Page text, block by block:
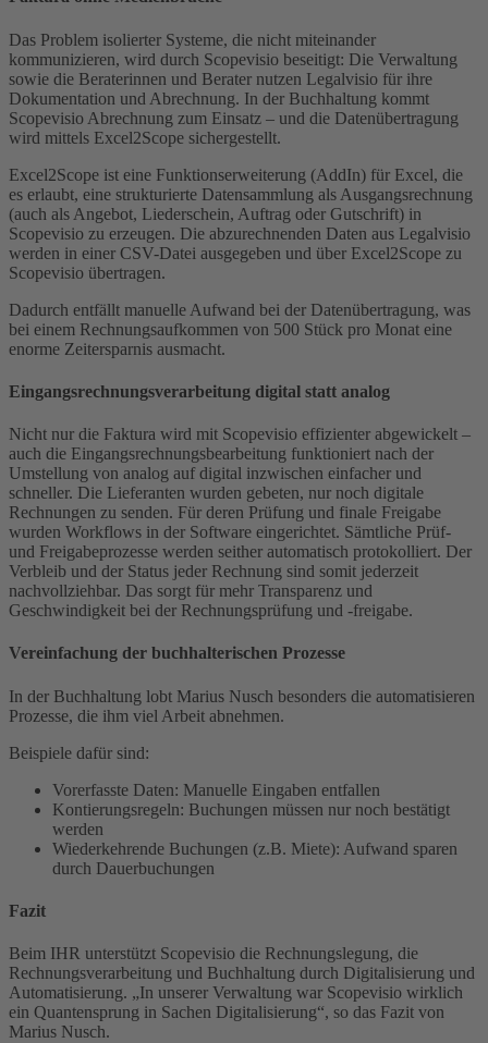
Das Problem isolierter Systeme, die nicht miteinander
kommunizieren, wird durch Scopevisio beseitigt: Die Verwaltung
sowie die Beraterinnen und Berater nutzen Legalvisio für ihre
Dokumentation und Abrechnung. In der Buchhaltung kommt
Scopevisio Abrechnung zum Einsatz – und die Datenübertragung
wird mittels Excel2Scope sichergestellt.
Excel2Scope ist eine Funktionserweiterung (AddIn) für Excel, die
es erlaubt, eine strukturierte Datensammlung als Ausgangsrechnung
(auch als Angebot, Liederschein, Auftrag oder Gutschrift) in
Scopevisio zu erzeugen. Die abzurechnenden Daten aus Legalvisio
werden in einer CSV-Datei ausgegeben und über Excel2Scope zu
Scopevisio übertragen.
Dadurch entfällt manuelle Aufwand bei der Datenübertragung, was
bei einem Rechnungsaufkommen von 500 Stück pro Monat eine
enorme Zeitersparnis ausmacht.
Eingangsrechnungsverarbeitung digital statt analog
Nicht nur die Faktura wird mit Scopevisio effizienter abgewickelt –
auch die Eingangsrechnungsbearbeitung funktioniert nach der
Umstellung von analog auf digital inzwischen einfacher und
schneller. Die Lieferanten wurden gebeten, nur noch digitale
Rechnungen zu senden. Für deren Prüfung und finale Freigabe
wurden Workflows in der Software eingerichtet. Sämtliche Prüf-
und Freigabeprozesse werden seither automatisch protokolliert. Der
Verbleib und der Status jeder Rechnung sind somit jederzeit
nachvollziehbar. Das sorgt für mehr Transparenz und
Geschwindigkeit bei der Rechnungsprüfung und -freigabe.
Vereinfachung der buchhalterischen Prozesse
In der Buchhaltung lobt Marius Nusch besonders die automatisieren
Prozesse, die ihm viel Arbeit abnehmen.
Beispiele dafür sind:
Vorerfasste Daten: Manuelle Eingaben entfallen
Kontierungsregeln: Buchungen müssen nur noch bestätigt
werden
Wiederkehrende Buchungen (z.B. Miete): Aufwand sparen
durch Dauerbuchungen
Fazit
Beim IHR unterstützt Scopevisio die Rechnungslegung, die
Rechnungsverarbeitung und Buchhaltung durch Digitalisierung und
Automatisierung. „In unserer Verwaltung war Scopevisio wirklich
ein Quantensprung in Sachen Digitalisierung“, so das Fazit von
Marius Nusch.